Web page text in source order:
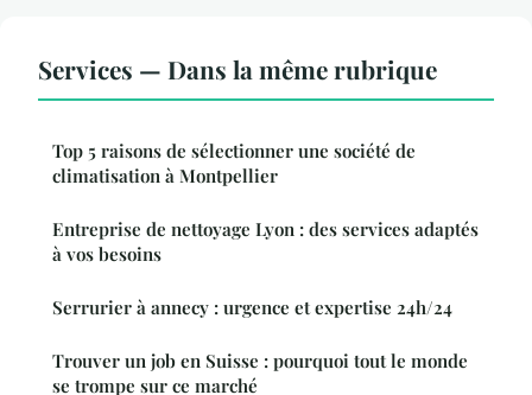
Services — Dans la même rubrique
Top 5 raisons de sélectionner une société de
climatisation à Montpellier
Entreprise de nettoyage Lyon : des services adaptés
à vos besoins
Serrurier à annecy : urgence et expertise 24h/24
Trouver un job en Suisse : pourquoi tout le monde
se trompe sur ce marché